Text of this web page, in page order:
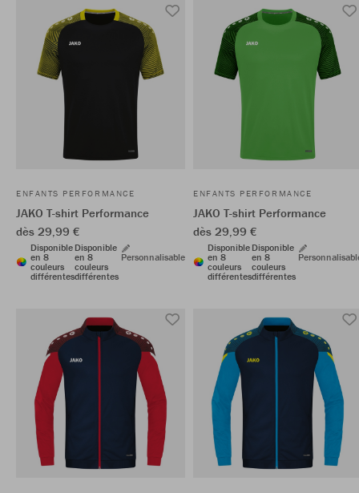
ENFANTS PERFORMANCE
JAKO T-shirt Performance
dès 29,99 €
Disponible
en 8
couleurs
différentes
Disponible
en 8
couleurs
différentes
Personnalisable
ENFANTS PERFORMANCE
JAKO T-shirt Performance
dès 29,99 €
Disponible
en 8
couleurs
différentes
Disponible
en 8
couleurs
différentes